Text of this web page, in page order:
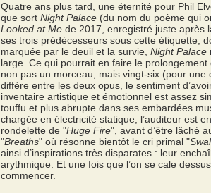
Quatre ans plus tard, une éternité pour Phil
que sort Night Palace (du nom du poème qui
Looked at Me de 2017, enregistré juste après
ses trois prédécesseurs sous cette étiquette,
marquée par le deuil et la survie, Night Palace
large. Ce qui pourrait en faire le prolongement
non pas un morceau, mais vingt-six (pour une
diffère entre les deux opus, le sentiment
inventaire artistique et émotionnel est assez
touffu et plus abrupte dans ses embardées
chargée en électricité statique, l’auditeur est
rondelette de "Huge Fire", avant d’être lâché
"Breaths" où résonne bientôt le cri primal "
ainsi d’inspirations très disparates : leur
arythmique. Et une fois que l’on se cale
commencer.